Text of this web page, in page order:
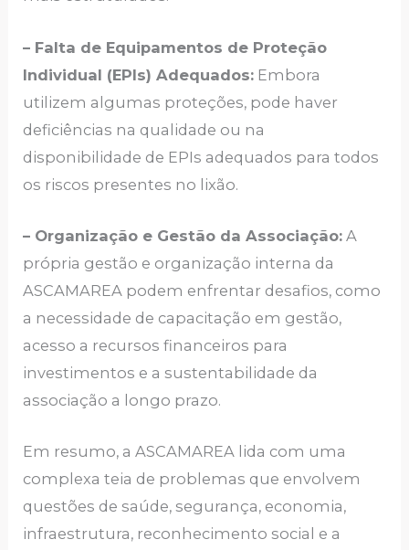
– Falta de Equipamentos de Proteção
Individual (EPIs) Adequados: Embora
utilizem algumas proteções, pode haver
deficiências na qualidade ou na
disponibilidade de EPIs adequados para todos
os riscos presentes no lixão.
– Organização e Gestão da Associação: A
própria gestão e organização interna da
ASCAMAREA podem enfrentar desafios, como
a necessidade de capacitação em gestão,
acesso a recursos financeiros para
investimentos e a sustentabilidade da
associação a longo prazo.
Em resumo, a ASCAMAREA lida com uma
complexa teia de problemas que envolvem
questões de saúde, segurança, economia,
infraestrutura, reconhecimento social e a